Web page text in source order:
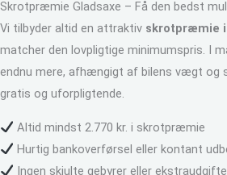
Skrotpræmie Gladsaxe – Få den bedst
Vi tilbyder altid en attraktiv skrotpræmie i
matcher den lovpligtige minimumspris. I
endnu mere, afhængigt af bilens vægt og
gratis og uforpligtende.
Altid mindst 2.770 kr. i skrotpræmie
Hurtig bankoverførsel eller kontant
Ingen skjulte gebyrer eller